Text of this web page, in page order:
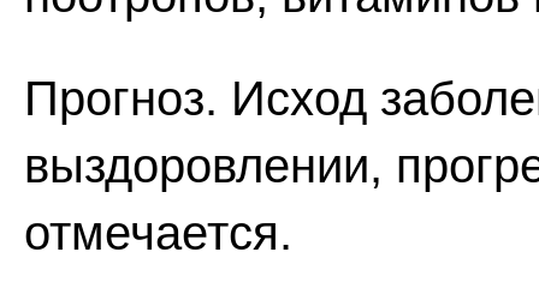
Прогноз. Исход
выздоровлении,
отмечается.